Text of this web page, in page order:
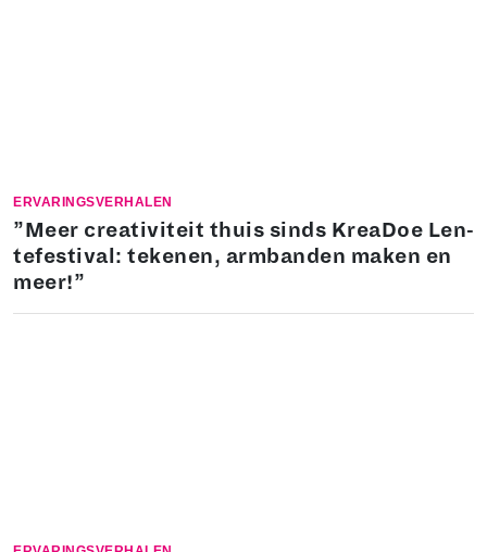
ERVARINGSVERHALEN
”Meer cre­a­ti­vi­teit thuis sinds KreaDoe Len­
te­fes­ti­val: tekenen, armbanden maken en
meer!”